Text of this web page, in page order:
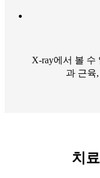
X-ray에서 볼 수
과 근육
치